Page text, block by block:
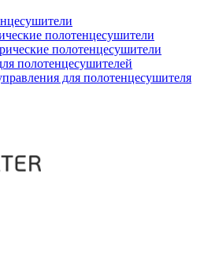
полотенцесушители
полотенцесушители
полотенцесушителей
для полотенцесушителя